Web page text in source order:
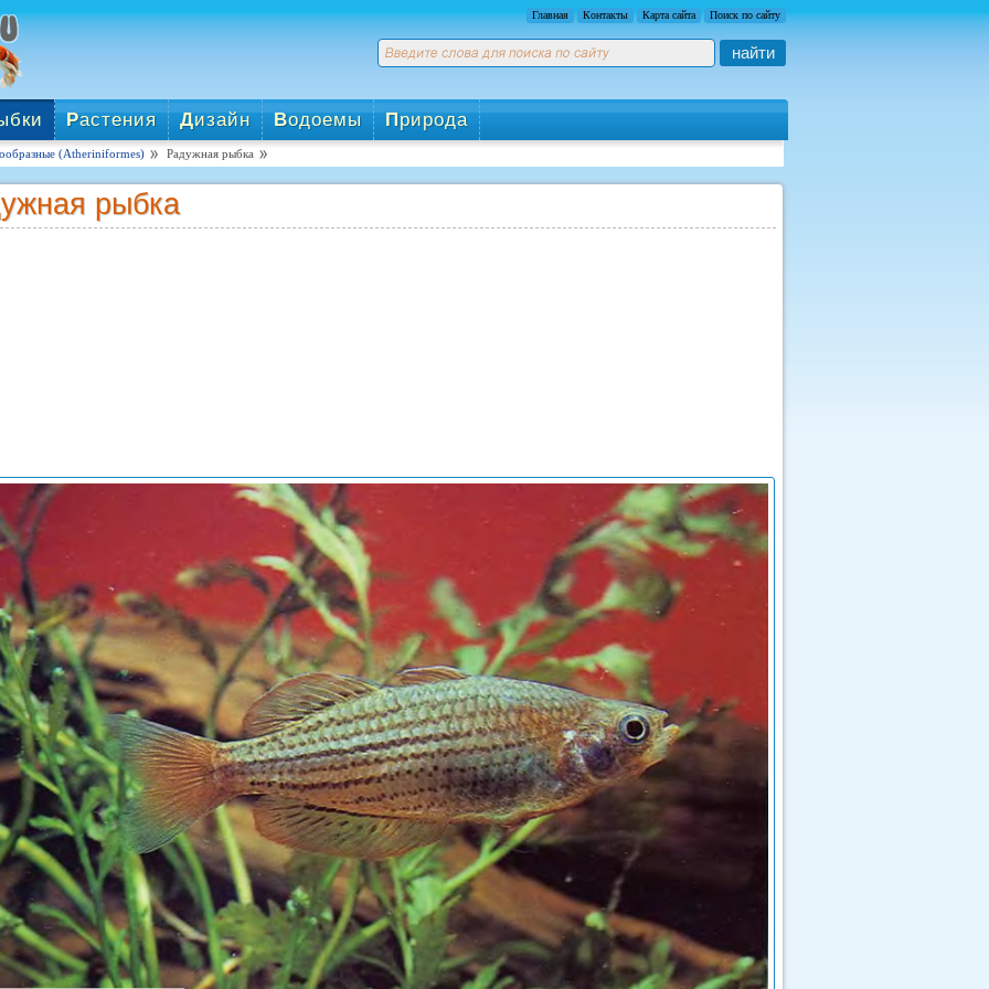
Главная Контакты Карта сайта Поиск по сайту
найти
Растения Дизайн Водоемы Природа
(Atheriniformes) Радужная рыбка
рыбка